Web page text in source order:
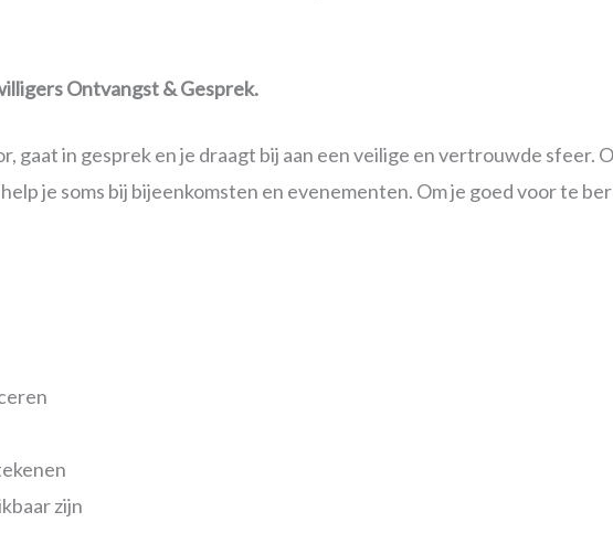
Ontvangst & Gesprek.
gaat in gesprek en je draagt bij aan een veilige en vertrouwde sfeer.
je soms bij bijeenkomsten en evenementen. Om je goed voor te
zijn